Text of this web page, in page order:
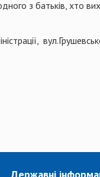
з батьків, хто
Державні